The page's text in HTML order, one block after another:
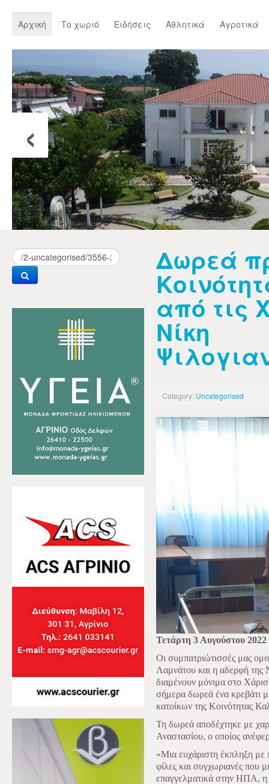
Αρχική Το χωριό Ειδήσεις Αθλητικά Αγροτικά
‹
Δωρεά
από τις
Νίκη
Category: Uncategorised
Τετάρτη 3 Αυγούστου 2022
Οι συμπατριώτισσές μας
Λαμνάτου και η αδερφή της
διαμένουν μόνιμα στο
σήμερα δωρεά ένα κρεβάτι
κατοίκων της Κοινότητας
Τη δωρεά αποδέχτηκε με
Αναστασίου, ο οποίος
«Μια ευχάριστη έκπληξη
φίλες και συγχωριανές που
επαγγελματικά στην ΗΠΑ, η